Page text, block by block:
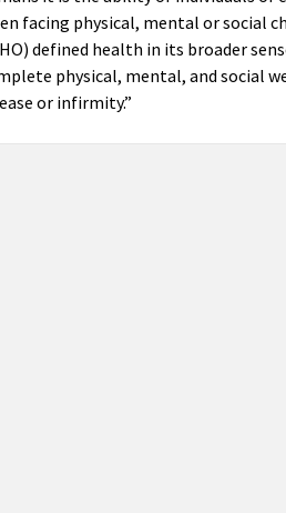
facing physical, mental or social
defined health in its broader
physical, mental, and social
or infirmity.”